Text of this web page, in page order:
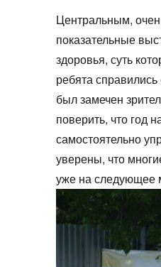
Центральным,
показательные
здоровья, суть
ребята
был замечен
поверить, что год
самостоятельно
уверены, что
уже на следующее